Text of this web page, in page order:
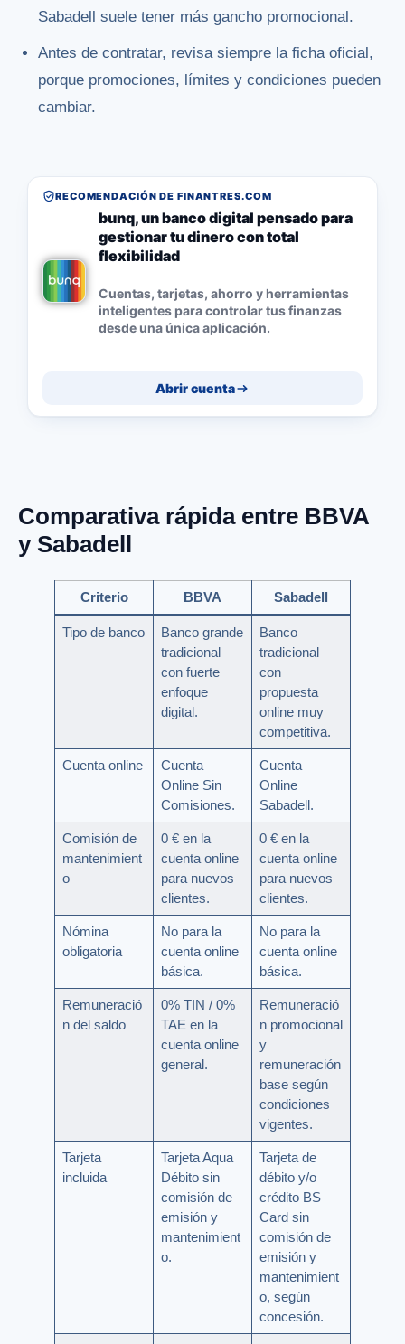
Sabadell suele tener más gancho promocional.
Antes de contratar, revisa siempre la ficha oficial,
porque promociones, límites y condiciones pueden
cambiar.
RECOMENDACIÓN DE FINANTRES.COM
bunq, un banco digital pensado para
gestionar tu dinero con total
flexibilidad
Cuentas, tarjetas, ahorro y herramientas
inteligentes para controlar tus finanzas
desde una única aplicación.
Abrir cuenta
Comparativa rápida entre BBVA
y Sabadell
Criterio BBVA Sabadell
Tipo de banco
Banco grande
tradicional
con fuerte
enfoque
digital.
Banco
tradicional
con
propuesta
online muy
competitiva.
Cuenta online
Cuenta
Online Sin
Comisiones.
Cuenta
Online
Sabadell.
Comisión de
mantenimient
o
0 € en la
cuenta online
para nuevos
clientes.
0 € en la
cuenta online
para nuevos
clientes.
Nómina
obligatoria
No para la
cuenta online
básica.
No para la
cuenta online
básica.
Remuneració
n del saldo
0% TIN / 0%
TAE en la
cuenta online
general.
Remuneració
n promocional
y
remuneración
base según
condiciones
vigentes.
Tarjeta
incluida
Tarjeta Aqua
Débito sin
comisión de
emisión y
mantenimient
o.
Tarjeta de
débito y/o
crédito BS
Card sin
comisión de
emisión y
mantenimient
o, según
concesión.